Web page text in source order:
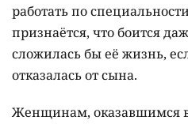
работать по
признаётся, что боится
сложилась бы её жизнь,
отказалась от сына.
Женщинам, оказавшимся